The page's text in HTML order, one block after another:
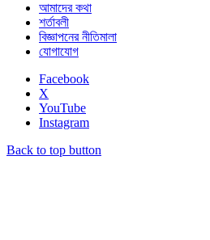
আমাদের কথা
শর্তাবলী
বিজ্ঞাপনের নীতিমালা
যোগাযোগ
Facebook
X
YouTube
Instagram
Back to top button